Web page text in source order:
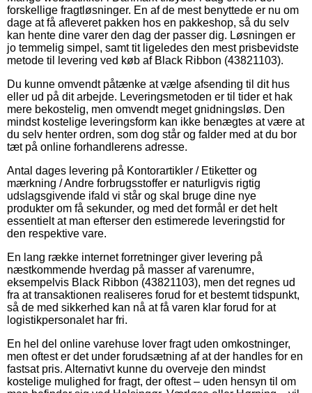
forskellige fragtløsninger. En af de mest benyttede er nu om
dage at få afleveret pakken hos en pakkeshop, så du selv
kan hente dine varer den dag der passer dig. Løsningen er
jo temmelig simpel, samt tit ligeledes den mest prisbevidste
metode til levering ved køb af Black Ribbon (43821103).
Du kunne omvendt påtænke at vælge afsending til dit hus
eller ud på dit arbejde. Leveringsmetoden er til tider et hak
mere bekostelig, men omvendt meget gnidningsløs. Den
mindst kostelige leveringsform kan ikke benægtes at være at
du selv henter ordren, som dog står og falder med at du bor
tæt på online forhandlerens adresse.
Antal dages levering på Kontorartikler / Etiketter og
mærkning / Andre forbrugsstoffer er naturligvis rigtig
udslagsgivende ifald vi står og skal bruge dine nye
produkter om få sekunder, og med det formål er det helt
essentielt at man efterser den estimerede leveringstid for
den respektive vare.
En lang række internet forretninger giver levering på
næstkommende hverdag på masser af varenumre,
eksempelvis Black Ribbon (43821103), men det regnes ud
fra at transaktionen realiseres forud for et bestemt tidspunkt,
så de med sikkerhed kan nå at få varen klar forud for at
logistikpersonalet har fri.
En hel del online varehuse lover fragt uden omkostninger,
men oftest er det under forudsætning af at der handles for en
fastsat pris. Alternativt kunne du overveje den mindst
kostelige mulighed for fragt, der oftest – uden hensyn til om